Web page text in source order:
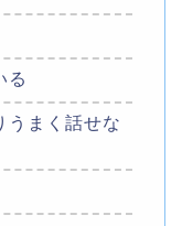
る
うまく話せな